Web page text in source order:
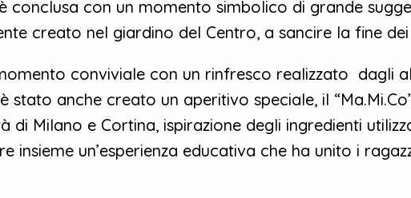
conclusa con un momento simbolico di grande
creato nel giardino del Centro, a sancire la fine dei
conviviale con un rinfresco realizzato dagli
stato anche creato un aperitivo speciale, il
di Milano e Cortina, ispirazione degli ingredienti
insieme un’esperienza educativa che ha unito i